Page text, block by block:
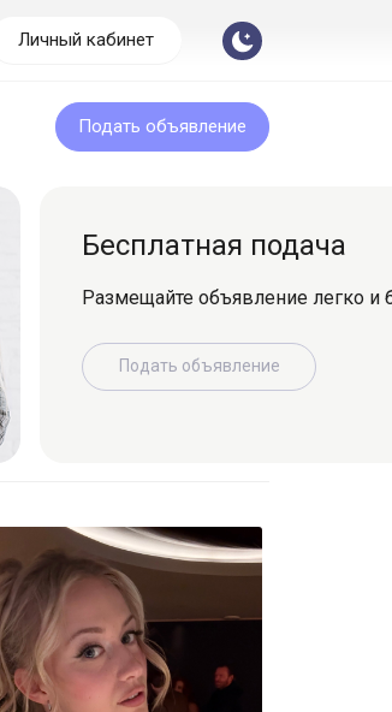
Личный кабинет
Подать объявление
Бесплатная подача
Размещайте объявление легко и
Подать объявление